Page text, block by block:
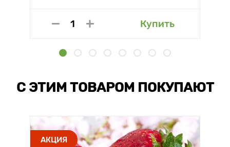
Купить
С ЭТИМ ТОВАРОМ ПОКУПАЮТ
АКЦИЯ